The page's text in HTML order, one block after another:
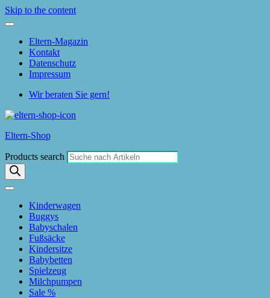
Skip to the content
Eltern-Magazin
Kontakt
Datenschutz
Impressum
Wir beraten Sie gern!
Eltern-Shop
Products search
Kinderwagen
Buggys
Babyschalen
Fußsäcke
Kindersitze
Babybetten
Spielzeug
Milchpumpen
Sale %